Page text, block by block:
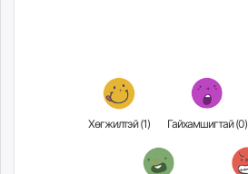
Хөгжилтэй (1) Гайхамшигтай (0)